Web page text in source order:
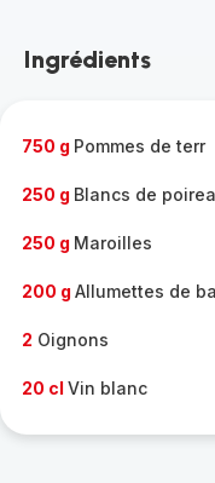
gamme
Ingrédients
750 g Pommes de terr
250 g Blancs de
250 g Maroilles
200 g Allumettes de
2 Oignons
20 cl Vin blanc